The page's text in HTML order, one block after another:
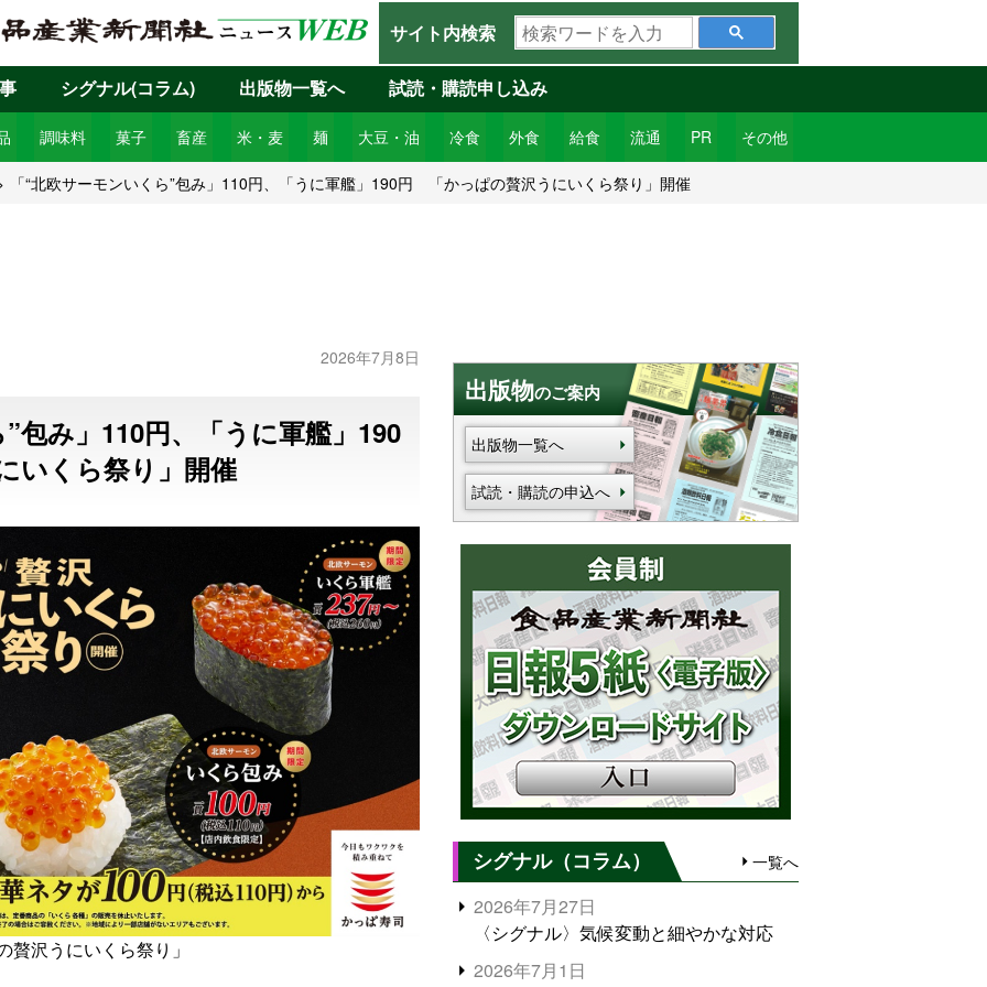
サイト内検索
検
索
ワ
ー
ド
を
入
調味料 菓子 畜産 米・麦 麺 大豆・油 冷食 外食 給食 流通 PR その他
シグナル(コラム) 出版物一覧へ 試読・購読申し込み
「“北欧サーモンいくら”包み」110円、「うに軍艦」190円 「かっぱの贅沢うにいくら祭り」開催
2026年7月8日
包み」110円、「うに軍艦」190
いくら祭り」開催
贅沢うにいくら祭り」
出版物のご案内
出版物一覧へ
試読・購読の申込へ
シグナル（コラム） 一覧へ
2026年7月27日
〈シグナル〉気候変動と細やかな対応
2026年7月1日